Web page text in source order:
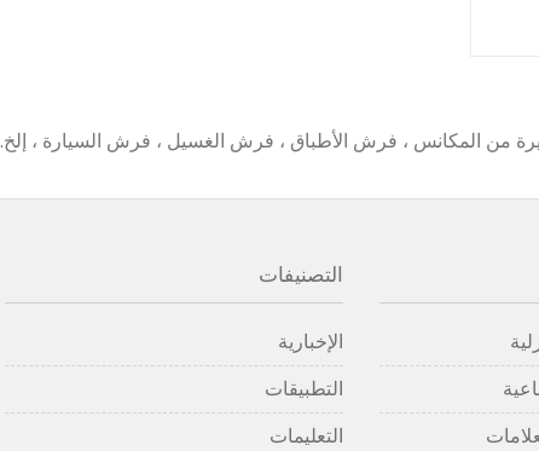
المكانس ، فرش الأطباق ، فرش الغسيل ، فرش السيارة ، إلخ.
التصنيفات
الإخبارية
التطبيقات
التعليمات